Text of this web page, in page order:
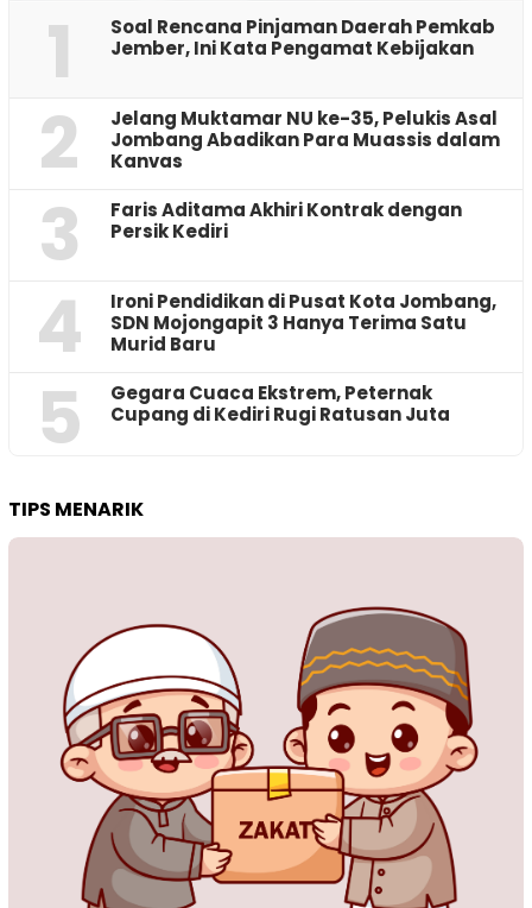
1
‎Soal Rencana Pinjaman Daerah Pemkab
Jember, Ini Kata Pengamat Kebijakan ‎
2
Jelang Muktamar NU ke-35, Pelukis Asal
Jombang Abadikan Para Muassis dalam
Kanvas
3
Faris Aditama Akhiri Kontrak dengan
Persik Kediri
4
Ironi Pendidikan di Pusat Kota Jombang,
SDN Mojongapit 3 Hanya Terima Satu
Murid Baru
5
‎Gegara Cuaca Ekstrem, Peternak
Cupang di Kediri Rugi Ratusan Juta
TIPS MENARIK